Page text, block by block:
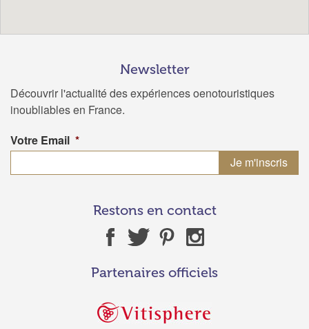
Newsletter
Découvrir l'actualité des expériences oenotouristiques
inoubliables en France.
Votre Email *
Restons en contact
Partenaires officiels